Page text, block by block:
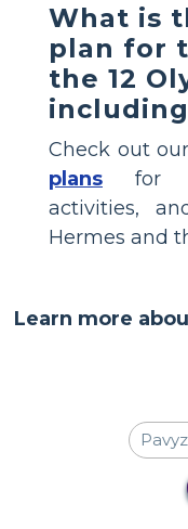
What is
plan for
the 12
Check out our
plans for
activities,
Hermes and
Learn more